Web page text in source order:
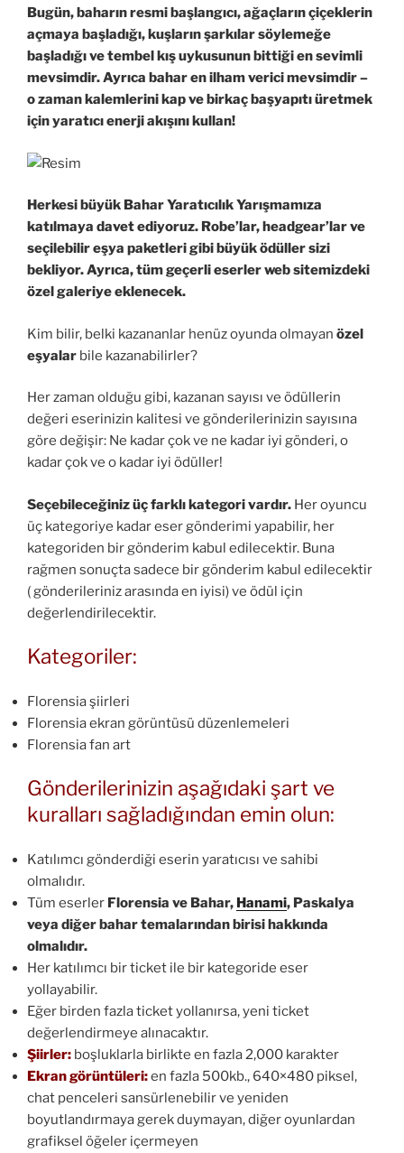
Bugün, baharın resmi başlangıcı, ağaçların çiçeklerin
açmaya başladığı, kuşların şarkılar söylemeğe
başladığı ve tembel kış uykusunun bittiği en sevimli
mevsimdir. Ayrıca bahar en ilham verici mevsimdir –
o zaman kalemlerini kap ve birkaç başyapıtı üretmek
için yaratıcı enerji akışını kullan!
Herkesi büyük Bahar Yaratıcılık Yarışmamıza
katılmaya davet ediyoruz. Robe’lar, headgear’lar ve
seçilebilir eşya paketleri gibi büyük ödüller sizi
bekliyor. Ayrıca, tüm geçerli eserler web sitemizdeki
özel galeriye eklenecek.
Kim bilir, belki kazananlar henüz oyunda olmayan özel
eşyalar bile kazanabilirler?
Her zaman olduğu gibi, kazanan sayısı ve ödüllerin
değeri eserinizin kalitesi ve gönderilerinizin sayısına
göre değişir: Ne kadar çok ve ne kadar iyi gönderi, o
kadar çok ve o kadar iyi ödüller!
Seçebileceğiniz üç farklı kategori vardır. Her oyuncu
üç kategoriye kadar eser gönderimi yapabilir, her
kategoriden bir gönderim kabul edilecektir. Buna
rağmen sonuçta sadece bir gönderim kabul edilecektir
( gönderileriniz arasında en iyisi) ve ödül için
değerlendirilecektir.
Kategoriler:
Florensia şiirleri
Florensia ekran görüntüsü düzenlemeleri
Florensia fan art
Gönderilerinizin aşağıdaki şart ve
kuralları sağladığından emin olun:
Katılımcı gönderdiği eserin yaratıcısı ve sahibi
olmalıdır.
Tüm eserler Florensia ve Bahar, Hanami, Paskalya
veya diğer bahar temalarından birisi hakkında
olmalıdır.
Her katılımcı bir ticket ile bir kategoride eser
yollayabilir.
Eğer birden fazla ticket yollanırsa, yeni ticket
değerlendirmeye alınacaktır.
Şiirler: boşluklarla birlikte en fazla 2,000 karakter
Ekran görüntüleri:en fazla 500kb., 640×480 piksel,
chat penceleri sansürlenebilir ve yeniden
boyutlandırmaya gerek duymayan, diğer oyunlardan
grafiksel öğeler içermeyen